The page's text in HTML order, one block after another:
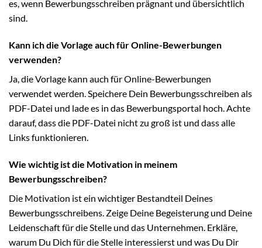
es, wenn Bewerbungsschreiben prägnant und übersichtlich
sind.
Kann ich die Vorlage auch für Online-Bewerbungen
verwenden?
Ja, die Vorlage kann auch für Online-Bewerbungen
verwendet werden. Speichere Dein Bewerbungsschreiben als
PDF-Datei und lade es in das Bewerbungsportal hoch. Achte
darauf, dass die PDF-Datei nicht zu groß ist und dass alle
Links funktionieren.
Wie wichtig ist die Motivation in meinem
Bewerbungsschreiben?
Die Motivation ist ein wichtiger Bestandteil Deines
Bewerbungsschreibens. Zeige Deine Begeisterung und Deine
Leidenschaft für die Stelle und das Unternehmen. Erkläre,
warum Du Dich für die Stelle interessierst und was Du Dir